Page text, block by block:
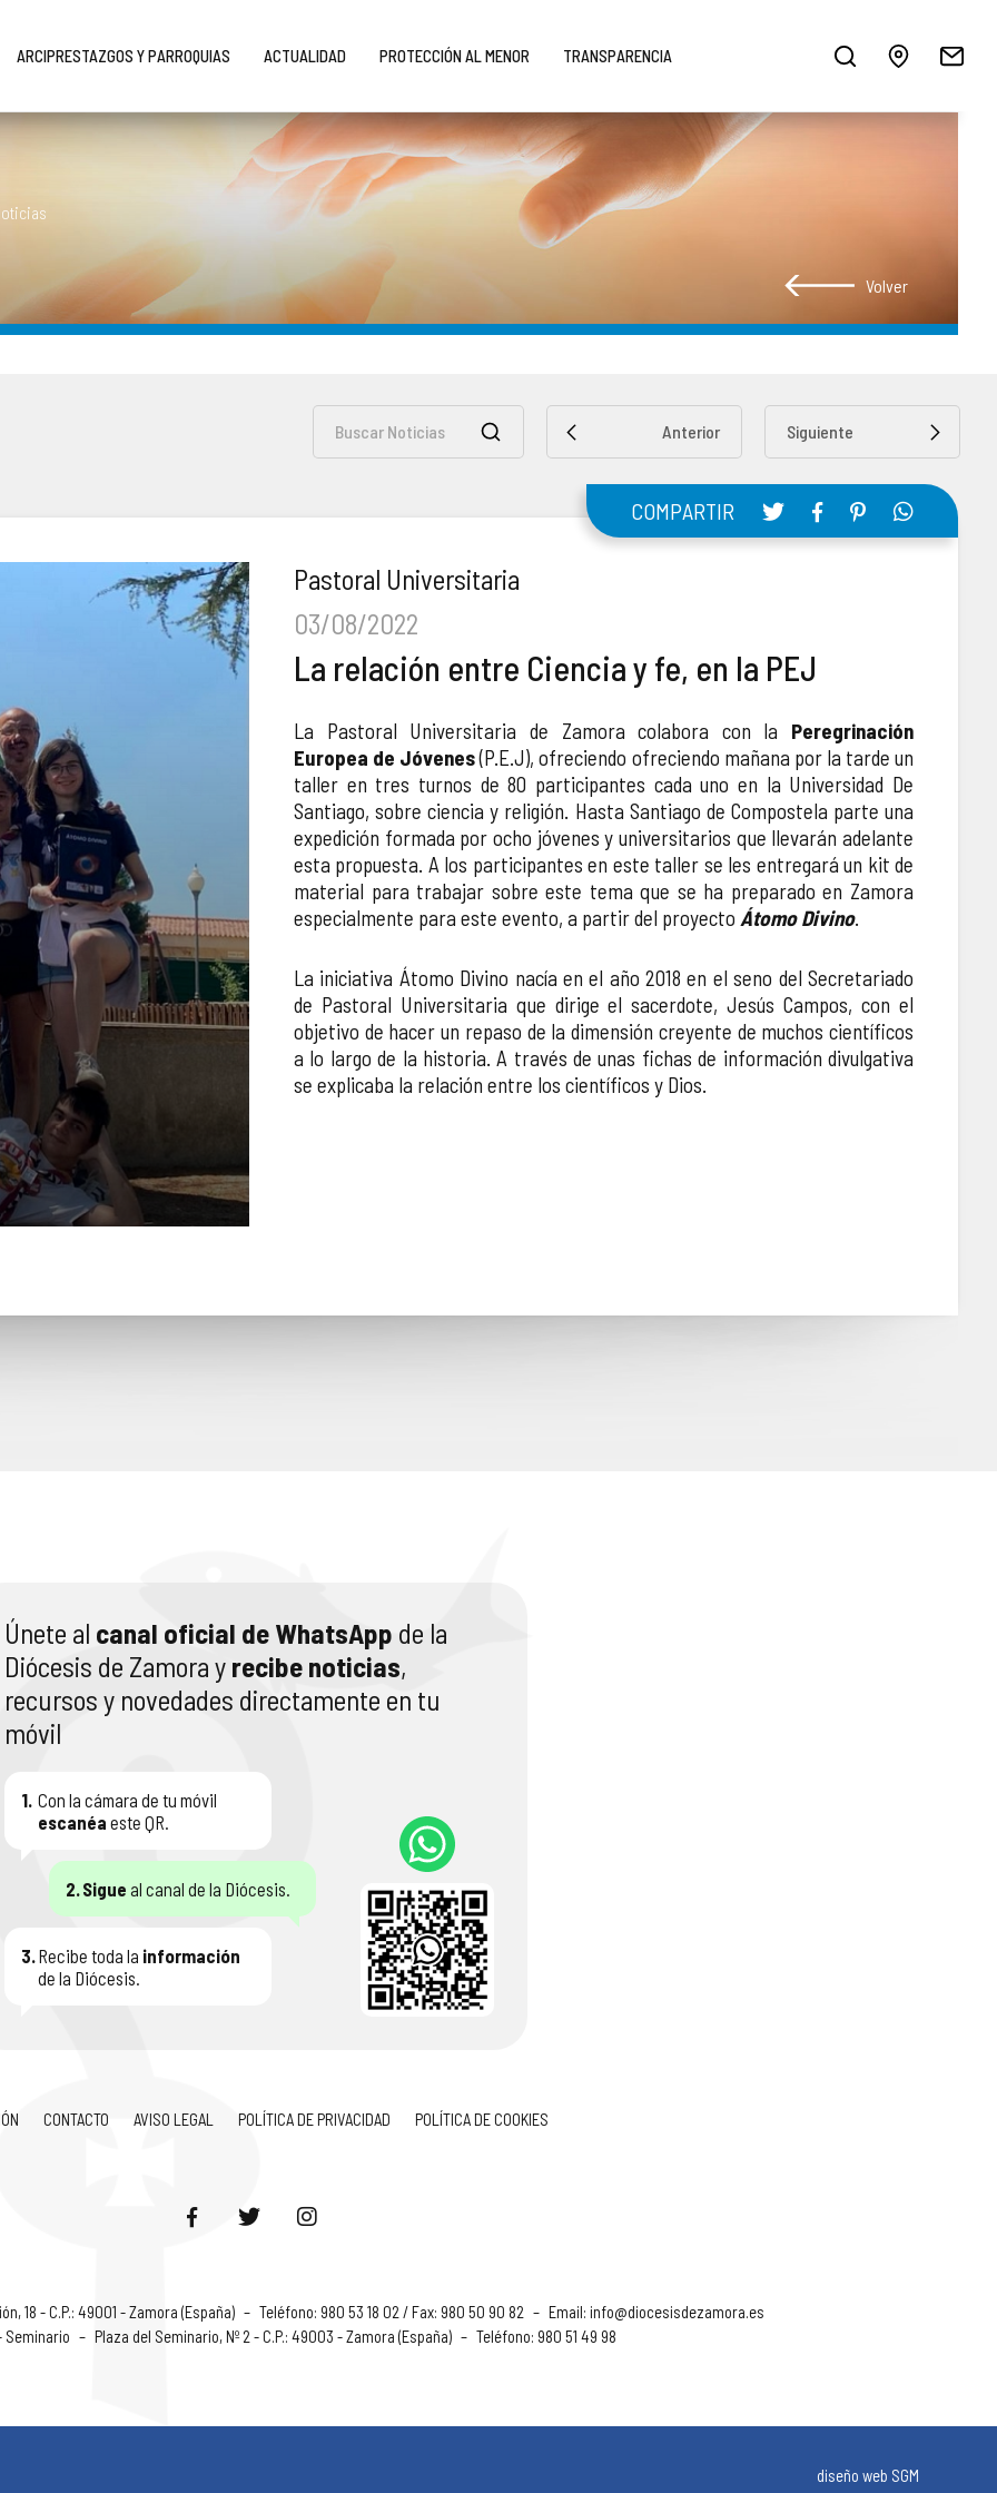
ARCIPRESTAZGOS Y PARROQUIAS ACTUALIDAD PROTECCIÓN AL MENOR TRANSPARENCIA
Volver
Anterior Siguiente
Pastoral Universitaria
03/08/2022
COMPARTIR
La relación entre Ciencia y fe, en la PEJ
La Pastoral Universitaria de Zamora colabora con la Peregrinación
Europea de Jóvenes(P.E.J), ofreciendo ofreciendo mañana por la tarde un
taller en tres turnos de 80 participantes cada uno en la Universidad De
Santiago, sobre ciencia y religión. Hasta Santiago de Compostela parte una
expedición formada por ocho jóvenes y universitarios que llevarán adelante
esta propuesta. A los participantes en este taller se les entregará un kit de
material para trabajar sobre este tema que se ha preparado en Zamora
especialmente para este evento, a partir del proyecto Átomo Divino.
La iniciativa Átomo Divino nacía en el año 2018 en el seno del Secretariado
de Pastoral Universitaria que dirige el sacerdote, Jesús Campos, con el
objetivo de hacer un repaso de la dimensión creyente de muchos científicos
a lo largo de la historia. A través de unas fichas de información divulgativa
se explicaba la relación entre los científicos y Dios.
Únete al canal oficial de WhatsApp de la
Diócesis de Zamora y recibe noticias,
recursos y novedades directamente en tu
móvil
1. Con la cámara de tu móvil
escanéa este QR.
2.Sigue al canal de la Diócesis.
3.Recibe toda la información
de la Diócesis.
CONTACTO AVISO LEGAL POLÍTICA DE PRIVACIDAD POLÍTICA DE COOKIES
18 - C.P.: 49001 - Zamora (España) – Teléfono: 980 53 18 02 / Fax: 980 50 90 82 – Email: info@diocesisdezamora.es
Seminario – Plaza del Seminario, Nº 2 - C.P.: 49003 - Zamora (España) – Teléfono: 980 51 49 98
diseño web SGM